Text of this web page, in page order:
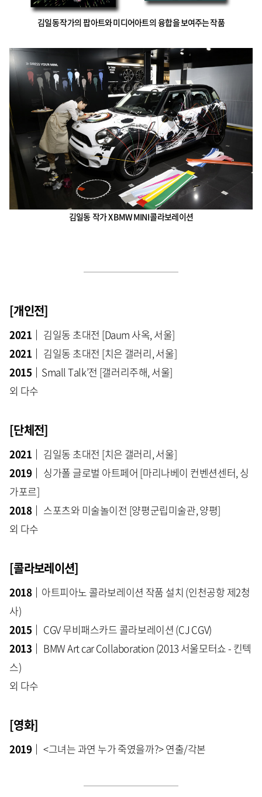
김일동 작가의 팝아트와 미디어아트의 융합을 보여주는 작품
김일동 작가 X BMW MINI 콜라보레이션
[개인전]
2021｜ 김일동 초대전 [Daum 사옥, 서울]
2021｜ 김일동 초대전 [치은 갤러리, 서울]
2015｜ Small Talk’전 [갤러리주해, 서울]
외 다수
[단체전]
2021｜ 김일동 초대전 [치은 갤러리, 서울]
2019｜ 싱가폴 글로벌 아트페어 [마리나베이 컨벤션센터, 싱
가포르]
2018｜ 스포츠와 미술놀이전 [양평군립미술관, 양평]
외 다수
[콜라보레이션]
2018｜ 아트피아노 콜라보레이션 작품 설치 (인천공항 제2청
사)
2015｜ CGV 무비패스카드 콜라보레이션 (CJ CGV)​
2013｜ BMW Art car Collaboration (2013 서울모터쇼 - 킨텍
스)
외 다수
[영화]
2019｜ <그녀는 과연 누가 죽였을까?> 연출/각본